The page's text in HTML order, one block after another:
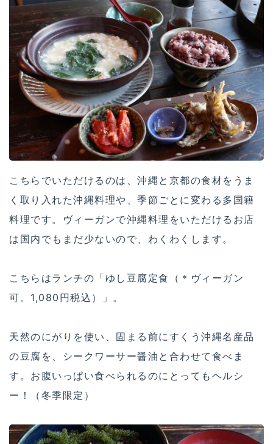
こちらでいただけるのは、沖縄と京都の食材をうま
く取り入れた沖縄料理や、季節ごとに変わる多国籍
料理です。ヴィーガンで沖縄料理をいただけるお店
は国内でもまだ少ないので、わくわくします。
こちらはランチの「ゆし豆腐定食（＊ヴィーガン
可。1,080円税込）」。
天然のにがりを使い、固まる前にすくう沖縄名産品
の豆腐を、シークワーサー醤油と合わせて食べま
す。お腹いっぱい食べられるのにとってもヘルシ
ー！（冬季限定）